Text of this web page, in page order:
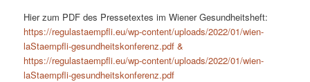
Hier zum PDF des Pressetextes im Wiener Gesundheitsheft:
https://regulastaempfli.eu/wp-content/uploads/2022/01/wien-
laStaempfli-gesundheitskonferenz.pdf &
https://regulastaempfli.eu/wp-content/uploads/2022/01/wien-
laStaempfli-gesundheitskonferenz.pdf